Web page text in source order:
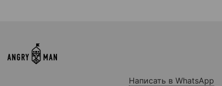
Написать в WhatsApp